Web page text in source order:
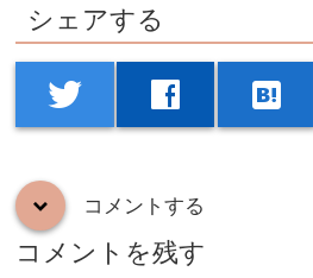
シェアする
twitter facebook hatenabookmark
down コメントする
コメントを残す